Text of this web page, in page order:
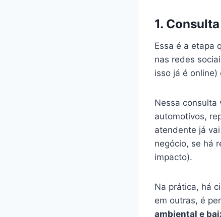
1.
Essa é a etapa
nas redes
isso já é online)
Nessa consulta
automotivos,
atendente já
negócio, se há
impacto).
Na prática, há
em outras, é
ambiental e